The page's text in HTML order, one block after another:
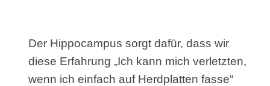
Der Hippocampus sorgt dafür, dass wir
diese Erfahrung „Ich kann mich verletzten,
wenn ich einfach auf Herdplatten fasse“